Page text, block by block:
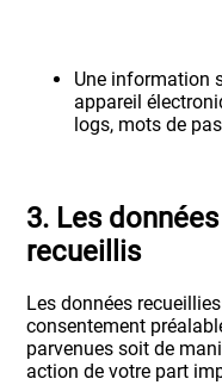
Une information
appareil
logs, mots de
3. Les
recueillis
Les données
consentement
parvenues soit de
action de votre part